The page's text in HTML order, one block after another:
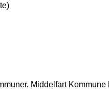
Middelfart